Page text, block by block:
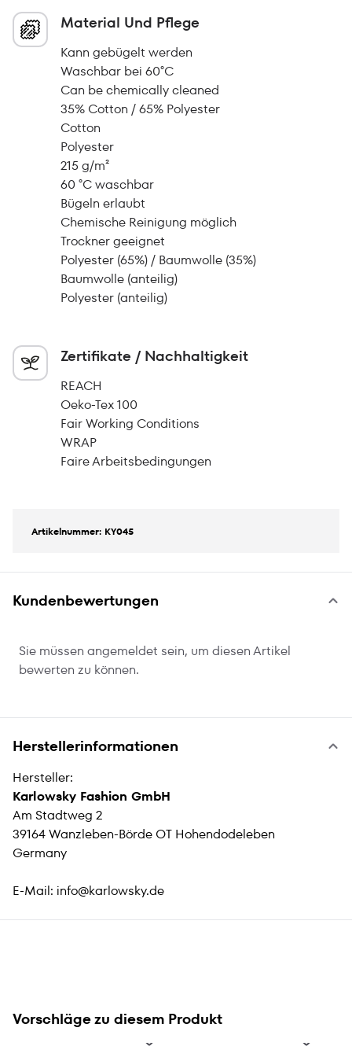
Material Und Pflege
Kann gebügelt werden
Waschbar bei 60°C
Can be chemically cleaned
35% Cotton / 65% Polyester
Cotton
Polyester
215 g/m²
60 °C waschbar
Bügeln erlaubt
Chemische Reinigung möglich
Trockner geeignet
Polyester (65%) / Baumwolle (35%)
Baumwolle (anteilig)
Polyester (anteilig)
Zertifikate / Nachhaltigkeit
REACH
Oeko-Tex 100
Fair Working Conditions
WRAP
Faire Arbeitsbedingungen
Artikelnummer: KY045
Kundenbewertungen
Sie müssen angemeldet sein, um diesen Artikel
bewerten zu können.
Herstellerinformationen
Hersteller:
Karlowsky Fashion GmbH
Am Stadtweg 2
39164 Wanzleben-Börde OT Hohendodeleben
Germany
E-Mail: info@karlowsky.de
Vorschläge zu diesem Produkt